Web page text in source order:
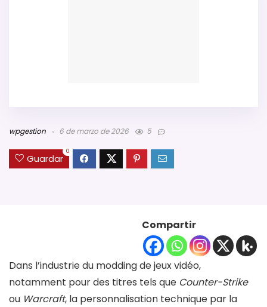
wpgestion 6 de marzo de 2026 5
Guardar
0
Compartir
Dans l’industrie du modding de jeux vidéo,
notamment pour des titres tels que Counter-Strike
ou Warcraft, la personnalisation technique par la